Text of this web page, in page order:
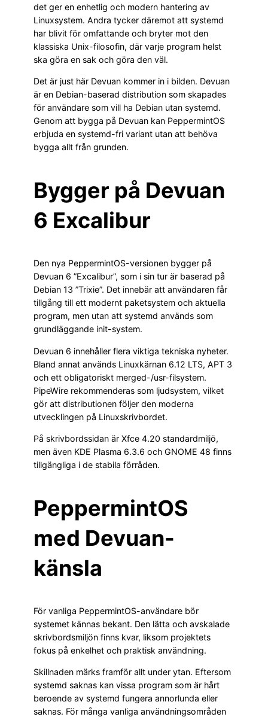
det ger en enhetlig och modern hantering av
Linuxsystem. Andra tycker däremot att systemd
har blivit för omfattande och bryter mot den
klassiska Unix-filosofin, där varje program helst
ska göra en sak och göra den väl.
Det är just här Devuan kommer in i bilden. Devuan
är en Debian-baserad distribution som skapades
för användare som vill ha Debian utan systemd.
Genom att bygga på Devuan kan PeppermintOS
erbjuda en systemd-fri variant utan att behöva
bygga allt från grunden.
Bygger på Devuan
6 Excalibur
Den nya PeppermintOS-versionen bygger på
Devuan 6 ”Excalibur”, som i sin tur är baserad på
Debian 13 ”Trixie”. Det innebär att användaren får
tillgång till ett modernt paketsystem och aktuella
program, men utan att systemd används som
grundläggande init-system.
Devuan 6 innehåller flera viktiga tekniska nyheter.
Bland annat används Linuxkärnan 6.12 LTS, APT 3
och ett obligatoriskt merged-/usr-filsystem.
PipeWire rekommenderas som ljudsystem, vilket
gör att distributionen följer den moderna
utvecklingen på Linuxskrivbordet.
På skrivbordssidan är Xfce 4.20 standardmiljö,
men även KDE Plasma 6.3.6 och GNOME 48 finns
tillgängliga i de stabila förråden.
PeppermintOS
med Devuan-
känsla
För vanliga PeppermintOS-användare bör
systemet kännas bekant. Den lätta och avskalade
skrivbordsmiljön finns kvar, liksom projektets
fokus på enkelhet och praktisk användning.
Skillnaden märks framför allt under ytan. Eftersom
systemd saknas kan vissa program som är hårt
beroende av systemd fungera annorlunda eller
saknas. För många vanliga användningsområden